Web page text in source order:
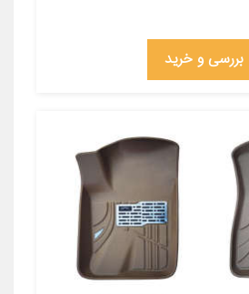
بررسی و خرید